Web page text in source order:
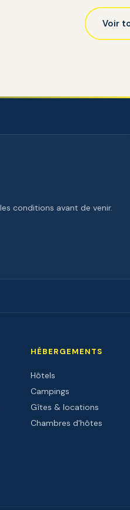
Voir
conditions avant de venir.
HÉBERGEMENTS
Hôtels
Campings
Gîtes & locations
Chambres d'hôtes